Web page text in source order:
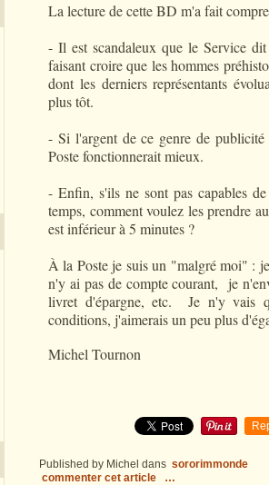
La lecture de cette BD m'a fait
- Il est scandaleux que le Service
faisant croire que les hommes
dont les derniers représentants
plus tôt.
- Si l'argent de ce genre de publicité
Poste fonctionnerait mieux.
- Enfin, s'ils ne sont pas capables
temps, comment voulez les prendre
est inférieur à 5 minutes ?
À la Poste je suis un "malgré moi" :
n'y ai pas de compte courant, je
livret d'épargne, etc. Je n'y vais
conditions, j'aimerais un peu plus
Michel Tournon
Published by Michel dans sororimmonde
commenter cet article
…